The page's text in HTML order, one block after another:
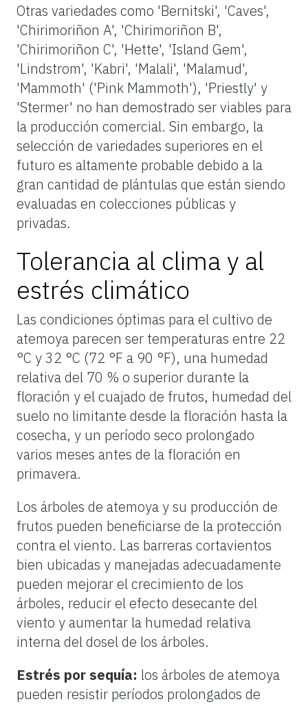
Otras variedades como 'Bernitski', 'Caves',
'Chirimoriñon A', 'Chirimoriñon B',
'Chirimoriñon C', 'Hette', 'Island Gem',
'Lindstrom', 'Kabri', 'Malali', 'Malamud',
'Mammoth' ('Pink Mammoth'), 'Priestly' y
'Stermer' no han demostrado ser viables para
la producción comercial. Sin embargo, la
selección de variedades superiores en el
futuro es altamente probable debido a la
gran cantidad de plántulas que están siendo
evaluadas en colecciones públicas y
privadas.
Tolerancia al clima y al
estrés climático
Las condiciones óptimas para el cultivo de
atemoya parecen ser temperaturas entre 22
°C y 32 °C (72 °F a 90 °F), una humedad
relativa del 70 % o superior durante la
floración y el cuajado de frutos, humedad del
suelo no limitante desde la floración hasta la
cosecha, y un período seco prolongado
varios meses antes de la floración en
primavera.
Los árboles de atemoya y su producción de
frutos pueden beneficiarse de la protección
contra el viento. Las barreras cortavientos
bien ubicadas y manejadas adecuadamente
pueden mejorar el crecimiento de los
árboles, reducir el efecto desecante del
viento y aumentar la humedad relativa
interna del dosel de los árboles.
Estrés por sequía: los árboles de atemoya
pueden resistir períodos prolongados de